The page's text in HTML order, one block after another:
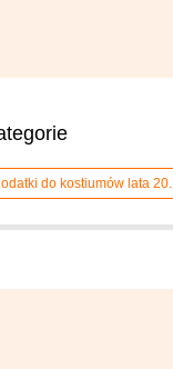
do kostiumów lata 20.